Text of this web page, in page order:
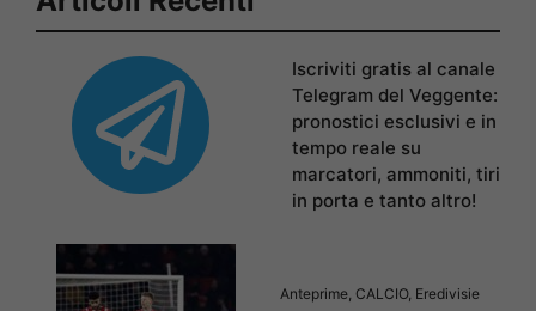
Iscriviti gratis al canale
Telegram del Veggente:
pronostici esclusivi e in
tempo reale su
marcatori, ammoniti, tiri
in porta e tanto altro!
Anteprime CALCIO, Eredivisie